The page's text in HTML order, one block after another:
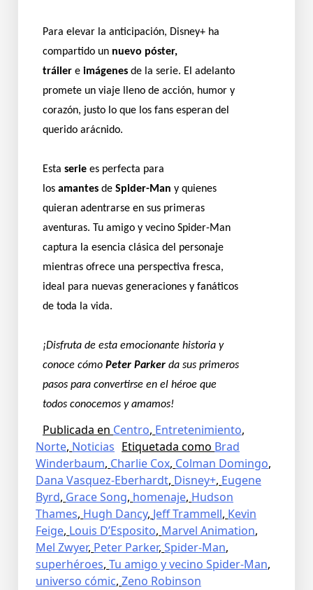
Para elevar la anticipación, Disney+ ha
compartido un nuevo póster,
tráiler e imágenes de la serie. El adelanto
promete un viaje lleno de acción, humor y
corazón, justo lo que los fans esperan del
querido arácnido.
Esta serie es perfecta para
los amantes de Spider-Man y quienes
quieran adentrarse en sus primeras
aventuras. Tu amigo y vecino Spider-Man
captura la esencia clásica del personaje
mientras ofrece una perspectiva fresca,
ideal para nuevas generaciones y fanáticos
de toda la vida.
¡Disfruta de esta emocionante historia y
conoce cómo Peter Parker da sus primeros
pasos para convertirse en el héroe que
todos conocemos y amamos!
Publicada en Centro, Entretenimiento,
Norte, Noticias Etiquetada como Brad
Winderbaum, Charlie Cox, Colman Domingo,
Dana Vasquez-Eberhardt, Disney+, Eugene
Byrd, Grace Song, homenaje, Hudson
Thames, Hugh Dancy, Jeff Trammell, Kevin
Feige, Louis D’Esposito, Marvel Animation,
Mel Zwyer, Peter Parker, Spider-Man,
superhéroes, Tu amigo y vecino Spider-Man,
universo cómic, Zeno Robinson